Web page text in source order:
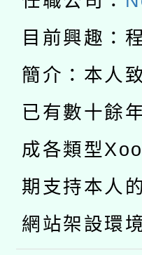
人員健
心」，
案。
招甄選
招)
適應運
本館辦
暨閱讀
科技賦
礎課程
A3數位
目前興趣：
簡介：本人
已有數十餘
成各類型
期支持本人
網站架設環